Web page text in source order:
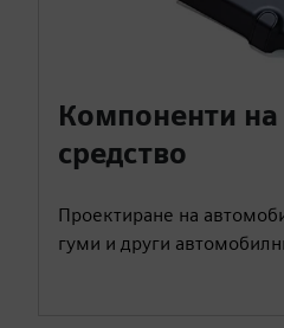
Компоненти на
средство
Проектиране на
гуми и други